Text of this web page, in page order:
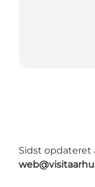
Sidst opdateret